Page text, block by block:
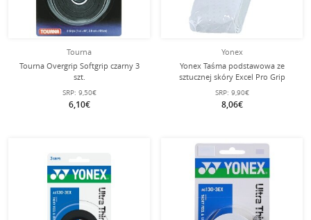
Tourna
Tourna Overgrip Softgrip czarny 3
szt.
SRP: 9,50€
6,10€
Yonex
Yonex Taśma podstawowa ze
sztucznej skóry Excel Pro Grip
1.6mm biała - 1 sztuka
SRP: 9,90€
8,06€